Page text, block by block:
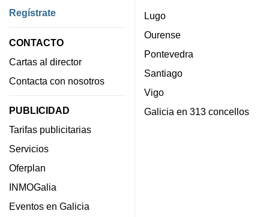
Regístrate
CONTACTO
Cartas al director
Contacta con nosotros
PUBLICIDAD
Tarifas publicitarias
Servicios
Oferplan
INMOGalia
Eventos en Galicia
Lugo
Ourense
Pontevedra
Santiago
Vigo
Galicia en 313 concellos